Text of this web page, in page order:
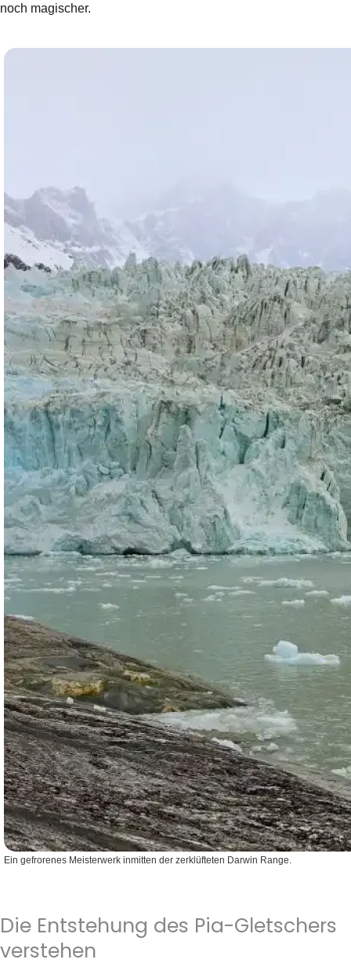
noch magischer.
Ein gefrorenes Meisterwerk inmitten der zerklüfteten Darwin Range.
Die Entstehung des Pia-Gletschers
verstehen